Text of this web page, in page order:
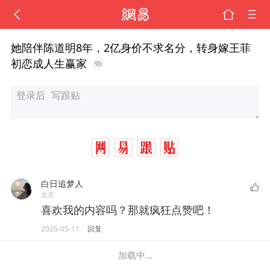
她陪伴陈道明8年，2亿身价不求名分，转身嫁王菲
初恋成人生赢家
白日追梦人
北京
喜欢我的内容吗？那就疯狂点赞吧！
2026-05-11 回复
加载中...